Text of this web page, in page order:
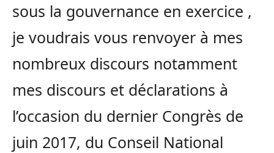
sous la gouvernance en exercice ,
je voudrais vous renvoyer à mes
nombreux discours notamment
mes discours et déclarations à
l’occasion du dernier Congrès de
juin 2017, du Conseil National